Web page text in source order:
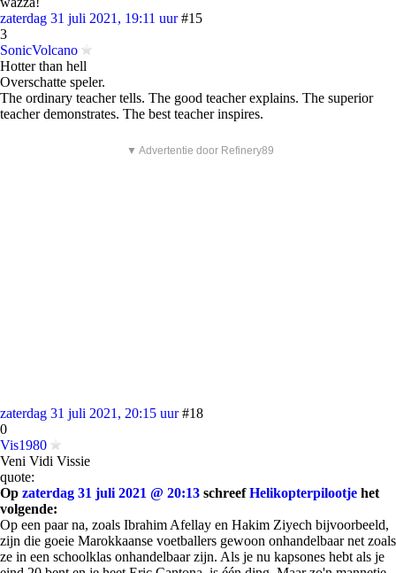
zaterdag 31 juli 2021, 19:11 uur #15
3
SonicVolcano
Hotter than hell
Overschatte speler.
The ordinary teacher tells. The good teacher explains. The superior
teacher demonstrates. The best teacher inspires.
▼ Advertentie door Refinery89
zaterdag 31 juli 2021, 20:15 uur #18
0
Vis1980
Veni Vidi Vissie
quote:
Op zaterdag 31 juli 2021 @ 20:13 schreefHelikopterpilootje het
volgende:
Op een paar na, zoals Ibrahim Afellay en Hakim Ziyech bijvoorbeeld,
zijn die goeie Marokkaanse voetballers gewoon onhandelbaar net zoals
ze in een schoolklas onhandelbaar zijn. Als je nu kapsones hebt als je